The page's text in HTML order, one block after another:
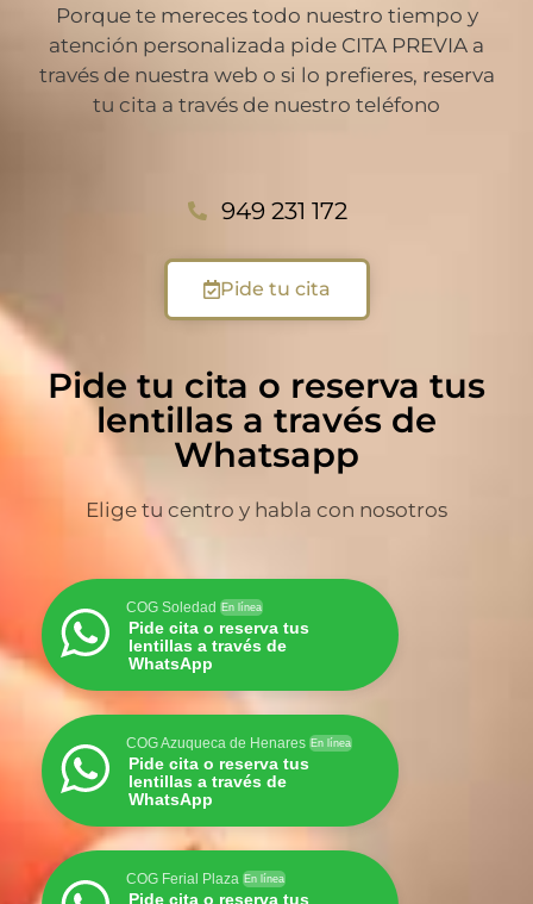
Porque te mereces todo nuestro tiempo y
atención personalizada pide CITA PREVIA a
través de nuestra web o si lo prefieres, reserva
tu cita a través de nuestro teléfono
949 231 172
Pide tu cita
Pide tu cita o reserva tus
lentillas a través de
Whatsapp
Elige tu centro y habla con nosotros
COG Soledad En línea
Pide cita o reserva tus
lentillas a través de
WhatsApp
COG Azuqueca de Henares En línea
Pide cita o reserva tus
lentillas a través de
WhatsApp
COG Ferial Plaza En línea
Pide cita o reserva tus